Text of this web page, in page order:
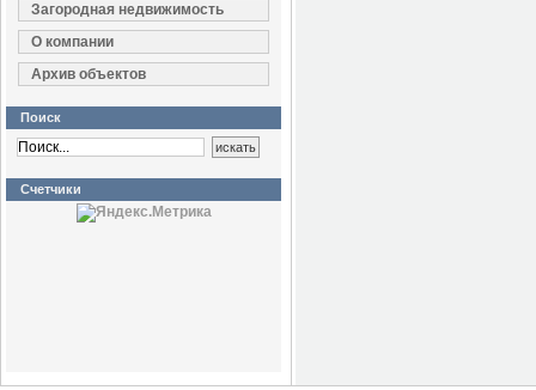
Загородная недвижимость
О компании
Архив объектов
Поиск
Счетчики